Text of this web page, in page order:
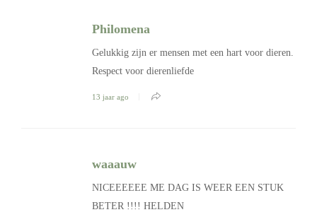
Philomena
Gelukkig zijn er mensen met een hart voor dieren.
Respect voor dierenliefde
13 jaar ago
waaauw
NICEEEEEE ME DAG IS WEER EEN STUK
BETER !!!! HELDEN